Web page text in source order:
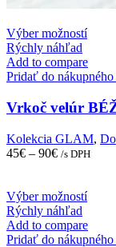
Výber možnostíThis
has
The
may
be
chosen
the
Rýchly náhľad
Add to compare
Pridať do nákupného
Vrkoč velúr
Kolekcia GLAM,
45€ – 90€ /s DPH
Výber možnostíThis
has
Rýchly náhľad
Add to compare
Pridať do nákupného